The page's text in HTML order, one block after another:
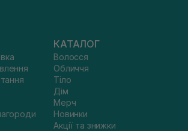
КАТАЛОГ
Волосся
Обличчя
Тіло
Дім
Мерч
Новинки
Акції та знижки